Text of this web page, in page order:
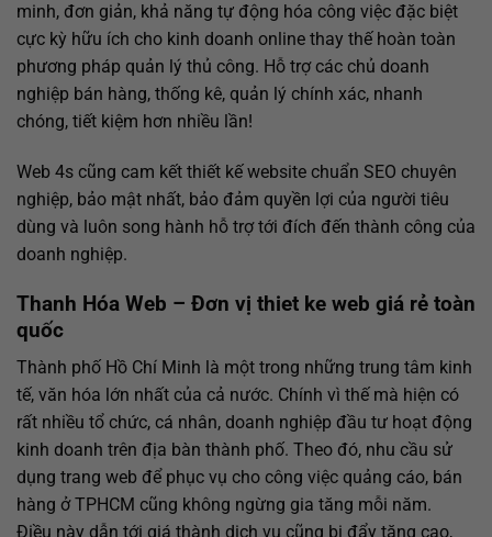
minh, đơn giản, khả năng tự động hóa công việc đặc biệt
cực kỳ hữu ích cho kinh doanh online thay thế hoàn toàn
phương pháp quản lý thủ công. Hỗ trợ các chủ doanh
nghiệp bán hàng, thống kê, quản lý chính xác, nhanh
chóng, tiết kiệm hơn nhiều lần!
Web 4s cũng cam kết thiết kế website chuẩn SEO chuyên
nghiệp, bảo mật nhất, bảo đảm quyền lợi của người tiêu
dùng và luôn song hành hỗ trợ tới đích đến thành công của
doanh nghiệp.
Thanh Hóa Web – Đơn vị thiet ke web giá rẻ toàn
quốc
Thành phố Hồ Chí Minh là một trong những trung tâm kinh
tế, văn hóa lớn nhất của cả nước. Chính vì thế mà hiện có
rất nhiều tổ chức, cá nhân, doanh nghiệp đầu tư hoạt động
kinh doanh trên địa bàn thành phố. Theo đó, nhu cầu sử
dụng trang web để phục vụ cho công việc quảng cáo, bán
hàng ở TPHCM cũng không ngừng gia tăng mỗi năm.
Điều này dẫn tới giá thành dịch vụ cũng bị đẩy tăng cao,